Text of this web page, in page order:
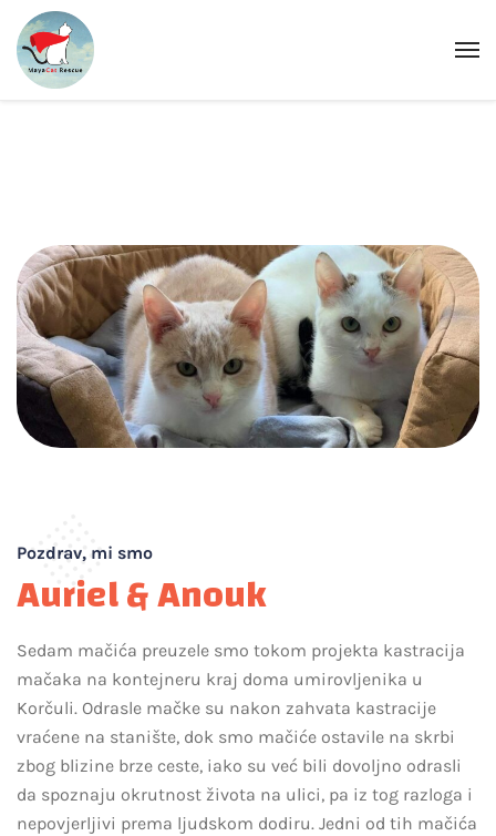
Pozdrav, mi smo
Auriel & Anouk
Sedam mačića preuzele smo tokom projekta kastracija
mačaka na kontejneru kraj doma umirovljenika u
Korčuli. Odrasle mačke su nakon zahvata kastracije
vraćene na stanište, dok smo mačiće ostavile na skrbi
zbog blizine brze ceste, iako su već bili dovoljno odrasli
da spoznaju okrutnost života na ulici, pa iz tog razloga i
nepovjerljivi prema ljudskom dodiru. Jedni od tih mačića